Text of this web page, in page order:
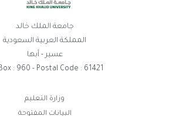
جامعة الملك خالد
المملكة العربية السعودية
عسير - أبها
: 960 - Postal Code : 61421
وزارة التعليم
البيانات المفتوحة